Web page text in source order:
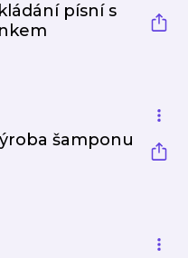
písní s
šamponu